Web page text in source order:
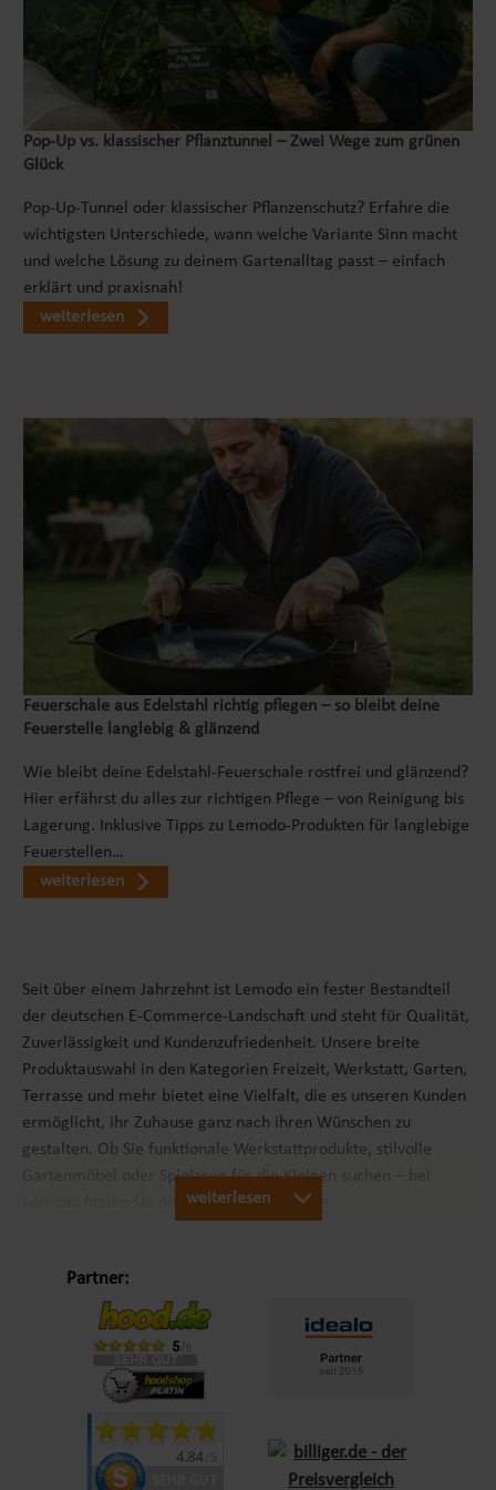
Pop‑Up vs. klassischer Pflanztunnel – Zwei Wege zum grünen
Glück
Pop-Up-Tunnel oder klassischer Pflanzenschutz? Erfahre die
wichtigsten Unterschiede, wann welche Variante Sinn macht
und welche Lösung zu deinem Gartenalltag passt – einfach
erklärt und praxisnah!
weiterlesen
Feuerschale aus Edelstahl richtig pflegen – so bleibt deine
Feuerstelle langlebig & glänzend
Wie bleibt deine Edelstahl-Feuerschale rostfrei und glänzend?
Hier erfährst du alles zur richtigen Pflege – von Reinigung bis
Lagerung. Inklusive Tipps zu Lemodo-Produkten für langlebige
Feuerstellen…
weiterlesen
Seit über einem Jahrzehnt ist Lemodo ein fester Bestandteil
der deutschen E-Commerce-Landschaft und steht für Qualität,
Zuverlässigkeit und Kundenzufriedenheit. Unsere breite
Produktauswahl in den Kategorien Freizeit, Werkstatt, Garten,
Terrasse und mehr bietet eine Vielfalt, die es unseren Kunden
ermöglicht, ihr Zuhause ganz nach ihren Wünschen zu
gestalten. Ob Sie funktionale Werkstattprodukte, stilvolle
Gartenmöbel oder Spielzeug für die Kleinen suchen – bei
Lemodo finden Sie die passenden Produkte.
Mit dem Leitsatz „Schöner Leben in Haus und Garten“ ist es
unser Ziel, das Einkaufserlebnis unserer Kunden in Europa so
angenehm wie möglich zu gestalten. Durch unsere
EigenmarkenLemodo
genau auf die Bedürfnisse unserer Kunden abgestimmt sind.
Diese Marken stehen für Qualität und Funktionalität und
weiterlesen
Partner: